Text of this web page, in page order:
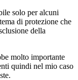
solo per alcuni
di protezione che
della
molto importante
quindi nel mio caso